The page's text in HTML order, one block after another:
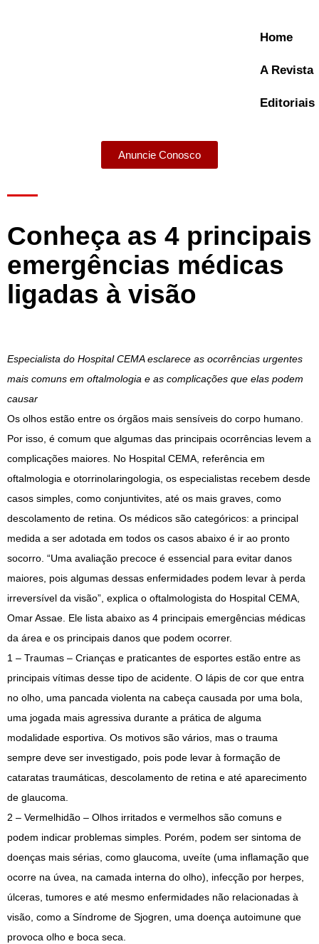
Home
A Revista
Editoriais
Anuncie Conosco
Conheça as 4 principais
emergências médicas
ligadas à visão
Especialista do Hospital CEMA esclarece as ocorrências urgentes
mais comuns em oftalmologia e as complicações que elas podem
causar
Os olhos estão entre os órgãos mais sensíveis do corpo humano.
Por isso, é comum que algumas das principais ocorrências levem a
complicações maiores. No Hospital CEMA, referência em
oftalmologia e otorrinolaringologia, os especialistas recebem desde
casos simples, como conjuntivites, até os mais graves, como
descolamento de retina. Os médicos são categóricos: a principal
medida a ser adotada em todos os casos abaixo é ir ao pronto
socorro. “Uma avaliação precoce é essencial para evitar danos
maiores, pois algumas dessas enfermidades podem levar à perda
irreversível da visão”, explica o oftalmologista do Hospital CEMA,
Omar Assae. Ele lista abaixo as 4 principais emergências médicas
da área e os principais danos que podem ocorrer.
1 – Traumas – Crianças e praticantes de esportes estão entre as
principais vítimas desse tipo de acidente. O lápis de cor que entra
no olho, uma pancada violenta na cabeça causada por uma bola,
uma jogada mais agressiva durante a prática de alguma
modalidade esportiva. Os motivos são vários, mas o trauma
sempre deve ser investigado, pois pode levar à formação de
cataratas traumáticas, descolamento de retina e até aparecimento
de glaucoma.
2 – Vermelhidão – Olhos irritados e vermelhos são comuns e
podem indicar problemas simples. Porém, podem ser sintoma de
doenças mais sérias, como glaucoma, uveíte (uma inflamação que
ocorre na úvea, na camada interna do olho), infecção por herpes,
úlceras, tumores e até mesmo enfermidades não relacionadas à
visão, como a Síndrome de Sjogren, uma doença autoimune que
provoca olho e boca seca.